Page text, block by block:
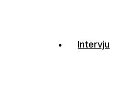
Intervju